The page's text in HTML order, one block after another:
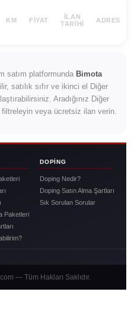
KM FIYAT
İLAN
TARIHI
ADRES
satım platformunda Bimota
satılık sıfır ve ikinci el Diğer
Aradığınız Diğer
veya ücretsiz ilan verin.
Paketleri
DOPING
Doping Nedir?
Doping Satın Alma Şartları
Sık Sorulan Sorular
— Tüm Hakları Saklıdır.